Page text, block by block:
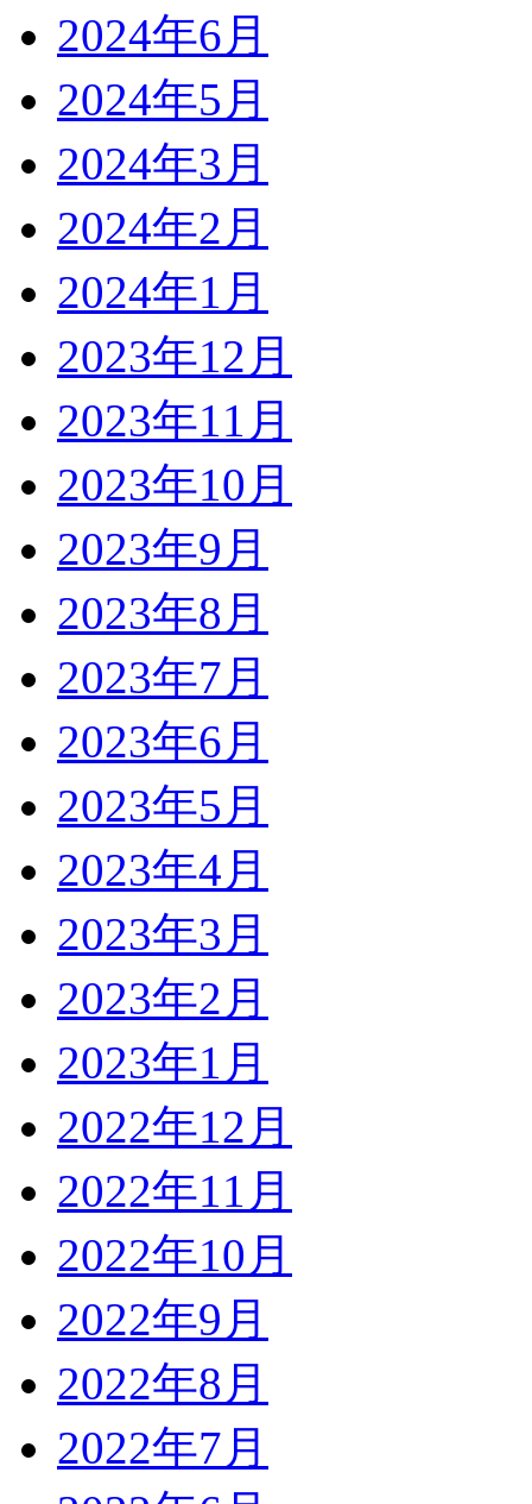
2024年6月
2024年5月
2024年3月
2024年2月
2024年1月
2023年12月
2023年11月
2023年10月
2023年9月
2023年8月
2023年7月
2023年6月
2023年5月
2023年4月
2023年3月
2023年2月
2023年1月
2022年12月
2022年11月
2022年10月
2022年9月
2022年8月
2022年7月